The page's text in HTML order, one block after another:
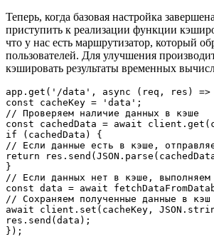
Теперь, когда базовая настройка
приступить к реализации функции
что у нас есть маршрутизатор, который
пользователей. Для улучшения
кэшировать результаты временных
app.get('/data', async (req, res)
const cacheKey = 'data';
// Проверяем наличие данных в кэше
const cachedData = await
if (cachedData) {
// Если данные есть в кэше,
return
}
// Если данных нет в кэше, выполняем
const data = await
// Сохраняем полученные данные в кэш
await client.set(cacheKey,
res.send(data);
});